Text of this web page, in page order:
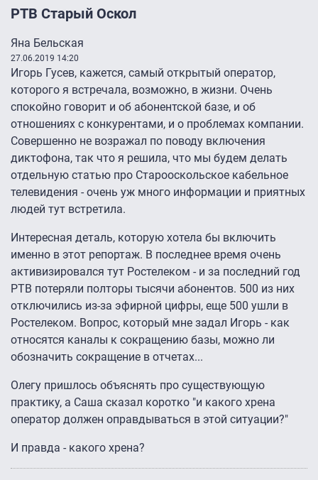
РТВ Старый Оскол
Яна Бельская
27.06.2019 14:20
Игорь Гусев, кажется, самый открытый оператор,
которого я встречала, возможно, в жизни. Очень
спокойно говорит и об абонентской базе, и об
отношениях с конкурентами, и о проблемах компании.
Совершенно не возражал по поводу включения
диктофона, так что я решила, что мы будем делать
отдельную статью про Старооскольское кабельное
телевидения - очень уж много информации и приятных
людей тут встретила.
Интересная деталь, которую хотела бы включить
именно в этот репортаж. В последнее время очень
активизировался тут Ростелеком - и за последний год
РТВ потеряли полторы тысячи абонентов. 500 из них
отключились из-за эфирной цифры, еще 500 ушли в
Ростелеком. Вопрос, который мне задал Игорь - как
относятся каналы к сокращению базы, можно ли
обозначить сокращение в отчетах...
Олегу пришлось объяснять про существующую
практику, а Саша сказал коротко "и какого хрена
оператор должен оправдываться в этой ситуации?"
И правда - какого хрена?